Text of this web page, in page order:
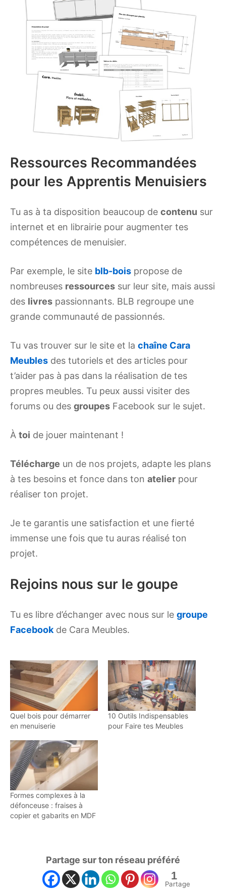
Ressources Recommandées
pour les Apprentis Menuisiers
Tu as à ta disposition beaucoup de contenu sur
internet et en librairie pour augmenter tes
compétences de menuisier.
Par exemple, le site blb-bois propose de
nombreuses ressources sur leur site, mais aussi
des livres passionnants. BLB regroupe une
grande communauté de passionnés.
Tu vas trouver sur le site et la chaîne Cara
Meubles des tutoriels et des articles pour
t’aider pas à pas dans la réalisation de tes
propres meubles. Tu peux aussi visiter des
forums ou des groupes Facebook sur le sujet.
À toi de jouer maintenant !
Télécharge un de nos projets, adapte les plans
à tes besoins et fonce dans ton atelier pour
réaliser ton projet.
Je te garantis une satisfaction et une fierté
immense une fois que tu auras réalisé ton
projet.
Rejoins nous sur le goupe
Tu es libre d’échanger avec nous sur le groupe
Facebookde Cara Meubles.
Quel bois pour démarrer
en menuiserie
10 Outils Indispensables
pour Faire tes Meubles
Formes complexes à la
défonceuse : fraises à
copier et gabarits en MDF
Partage sur ton réseau préféré
1
Partage